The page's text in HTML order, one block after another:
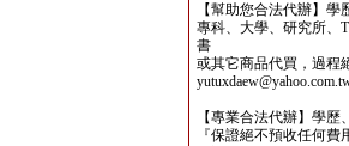
【幫助您合法代辦】
專科、大學、研究所、
書
或其它商品代買，過程
【專業合法代辦】學
『保證絕不預收任何